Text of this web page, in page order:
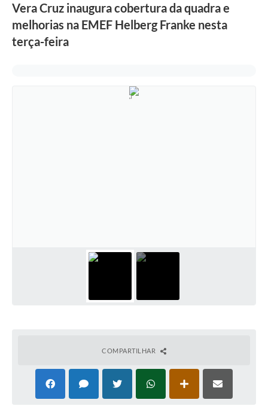
Vera Cruz inaugura cobertura da quadra e
melhorias na EMEF Helberg Franke nesta
terça-feira
COMPARTILHAR